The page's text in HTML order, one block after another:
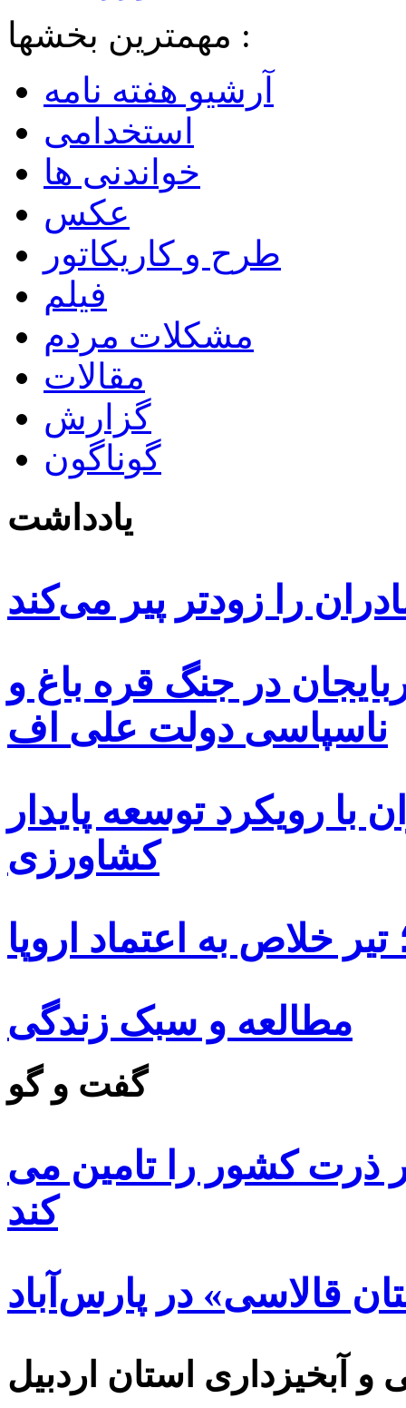
مهمترین بخشها :
آرشیو هفته نامه
استخدامی
خواندنی ها
عکس
طرح و کاریکاتور
فیلم
مشکلات مردم
مقالات
گزارش
گوناگون
یادداشت
را زودتر پیر می‌کند
در جنگ قره باغ و
ناسپاسی دولت علی اف
با رویکرد توسعه پایدار
کشاورزی
خلاص به اعتماد اروپا
مطالعه و سبک زندگی
گفت و گو
۸۵ درصد بذر ذرت کشور را تامین می
کند
قالاسی» در پارس‌آباد